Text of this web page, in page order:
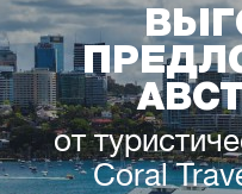
от
Coral